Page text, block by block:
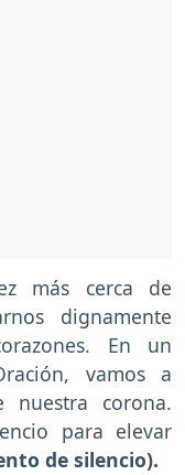
más cerca de
dignamente
En un
vamos a
nuestra corona.
para elevar
de silencio).